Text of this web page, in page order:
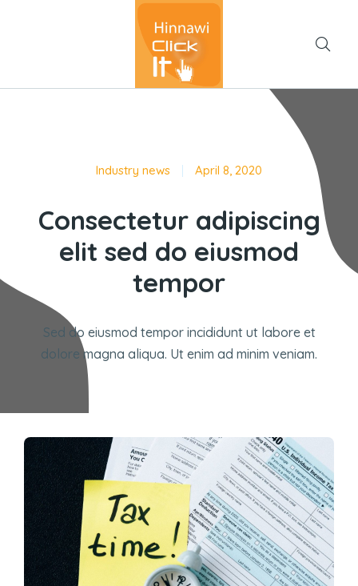
Industry news April 8, 2020
Consectetur adipiscing
elit sed do eiusmod
tempor
Sed do eiusmod tempor incididunt ut labore et
dolore magna aliqua. Ut enim ad minim veniam.